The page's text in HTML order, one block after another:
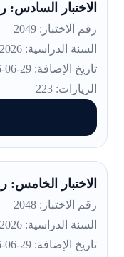
الاختبار السادس:
رقم الاختبار: 2049
السنة الدراسية: 2025/2026
تاريخ الإضافة: 29-06-2026
الزيارات: 223
الاختبار الخامس:
رقم الاختبار: 2048
السنة الدراسية: 2025/2026
تاريخ الإضافة: 29-06-2026